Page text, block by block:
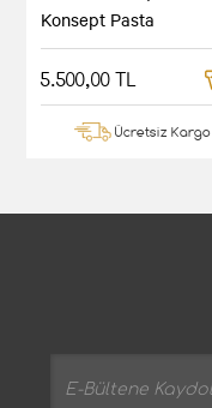
Konsept Pasta
5.500,00 TL
Ücretsiz Kargo